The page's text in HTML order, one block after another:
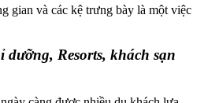
gian và các kệ trưng bày là một việc
Resorts, khách sạn